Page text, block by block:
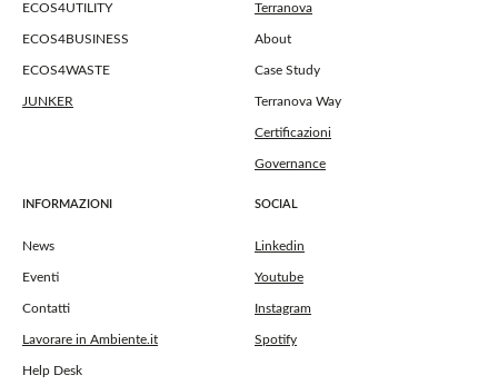
ECOS4UTILITY
ECOS4BUSINESS
ECOS4WASTE
JUNKER
Terranova
About
Case Study
Terranova Way
Certificazioni
Governance
INFORMAZIONI
News
Eventi
Contatti
Lavorare in Ambiente.it
Help Desk
SOCIAL
Linkedin
Youtube
Instagram
Spotify